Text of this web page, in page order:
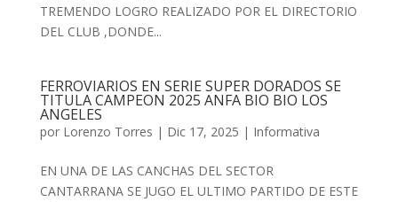
TREMENDO LOGRO REALIZADO POR EL DIRECTORIO
DEL CLUB ,DONDE...
FERROVIARIOS EN SERIE SUPER DORADOS SE
TITULA CAMPEON 2025 ANFA BIO BIO LOS
ANGELES
por Lorenzo Torres | Dic 17, 2025 | Informativa
EN UNA DE LAS CANCHAS DEL SECTOR
CANTARRANA SE JUGO EL ULTIMO PARTIDO DE ESTE